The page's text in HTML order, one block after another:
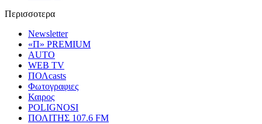
Περισσοτερα
Newsletter
«Π» PREMIUM
AUTO
WEB TV
ΠΟΛcasts
Φωτογραφιες
Καιρος
POLIGNOSI
ΠΟΛΙΤΗΣ 107.6 FM